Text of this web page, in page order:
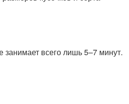
всего лишь 5–7 минут.